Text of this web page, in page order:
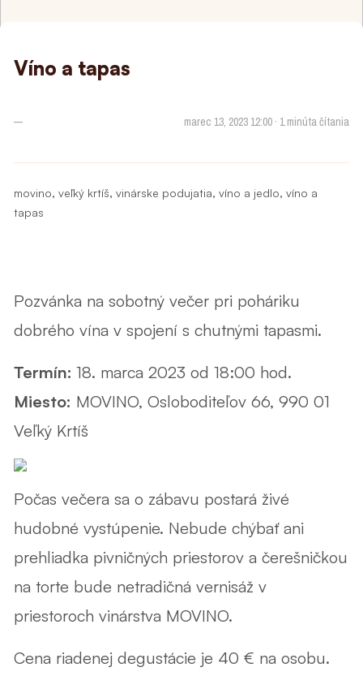
Víno a tapas
— marec 13, 2023 12:00 · 1 minúta čítania
movino, veľký krtíš, vinárske podujatia, víno a jedlo, víno a
tapas
Pozvánka na sobotný večer pri poháriku
dobrého vína v spojení s chutnými tapasmi.
Termín: 18. marca 2023 od 18:00 hod.
Miesto: MOVINO, Osloboditeľov 66, 990 01
Veľký Krtíš
Počas večera sa o zábavu postará živé
hudobné vystúpenie. Nebude chýbať ani
prehliadka pivničných priestorov a čerešničkou
na torte bude netradičná vernisáž v
priestoroch vinárstva MOVINO.
Cena riadenej degustácie je 40 € na osobu.